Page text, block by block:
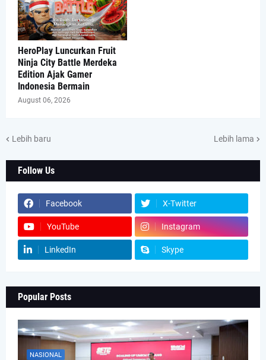
HeroPlay Luncurkan Fruit
Ninja City Battle Merdeka
Edition Ajak Gamer
Indonesia Bermain
August 06, 2026
Lebih baru Lebih lama
Follow Us
Facebook X-Twitter
YouTube Instagram
LinkedIn Skype
Popular Posts
NASIONAL